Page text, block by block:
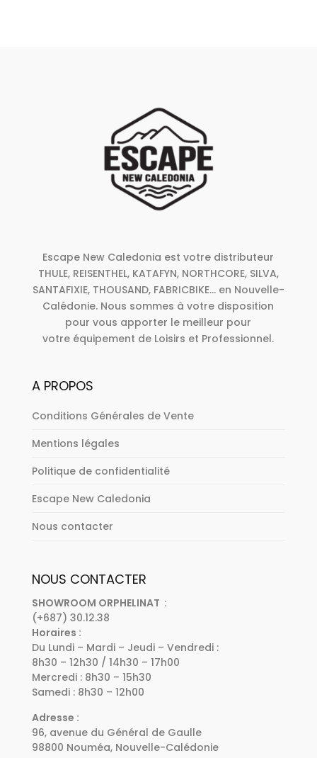
Escape New Caledonia est votre distributeur
THULE, REISENTHEL, KATAFYN, NORTHCORE, SILVA,
SANTAFIXIE, THOUSAND, FABRICBIKE... en Nouvelle-
Calédonie. Nous sommes à votre disposition
pour vous apporter le meilleur pour
votre équipement de Loisirs et Professionnel.
A PROPOS
Conditions Générales de Vente
Mentions légales
Politique de confidentialité
Escape New Caledonia
Nous contacter
NOUS CONTACTER
SHOWROOM ORPHELINAT :
(+687) 30.12.38
Horaires :
Du Lundi – Mardi – Jeudi – Vendredi :
8h30 – 12h30 / 14h30 – 17h00
Mercredi : 8h30 – 15h30
Samedi : 8h30 – 12h00
Adresse :
96, avenue du Général de Gaulle
98800 Nouméa, Nouvelle-Calédonie